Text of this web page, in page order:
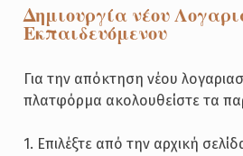
Δημιουργία νέου
Εκπαιδευόμενου
Για την απόκτηση νέου
πλατφόρμα ακολουθείστε τα
1. Επιλέξτε από την αρχική